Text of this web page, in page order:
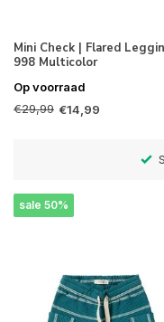
Mini Check | Flared
998 Multicolor
Op voorraad
€29,99 €14,99
sale 50%